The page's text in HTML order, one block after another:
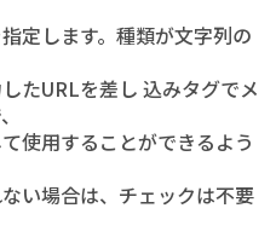
定します。種類が文字列の
たURLを差し 込みタグでメ
使用することができるよう
い場合は、チェックは不要